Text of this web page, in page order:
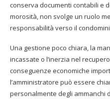
conserva documenti contabili e
morosità, non svolge un ruolo
responsabilità verso il
Una gestione poco chiara, la
incassate o l’inerzia nel
conseguenze economiche
l’amministratore può essere
personalmente degli ammanchi